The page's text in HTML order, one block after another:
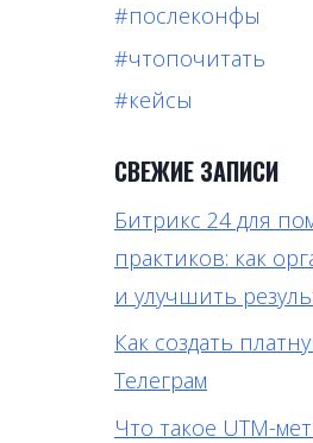
#послеконфы
#чтопочитать
#кейсы
СВЕЖИЕ ЗАПИСИ
Битрикс 24 для
практиков: как
и улучшить
Как создать
Телеграм
Что такое UTM-